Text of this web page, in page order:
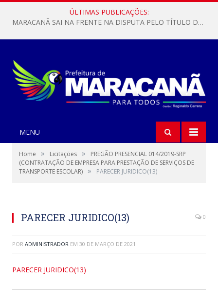
ÚLTIMAS PUBLICAÇÕES:
MARACANÃ SAI NA FRENTE NA DISPUTA PELO TÍTULO DA COPA PARÁ SUB-17!
MENU
Home » Licitações »
PREGÃO PRESENCIAL 014/2019-SRP
(CONTRATAÇÃO DE EMPRESA PARA PRESTAÇÃO DE SERVIÇOS DE
TRANSPORTE ESCOLAR) » PARECER JURIDICO(13)
PARECER JURIDICO(13) 0
POR ADMINISTRADOR EM 30 DE MARÇO DE 2021
PARECER JURIDICO(13)